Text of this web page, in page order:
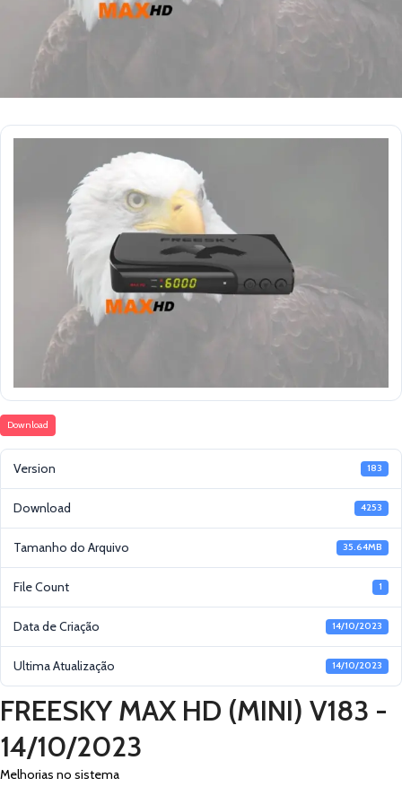
Download
Version 183
Download 4253
Tamanho do Arquivo 35.64MB
File Count 1
Data de Criação 14/10/2023
Ultima Atualização 14/10/2023
FREESKY MAX HD (MINI) V183 -
14/10/2023
Melhorias no sistema